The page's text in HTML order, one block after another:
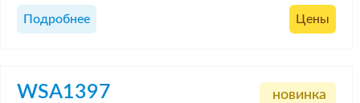
Подробнее Цены
WSA1397 новинка